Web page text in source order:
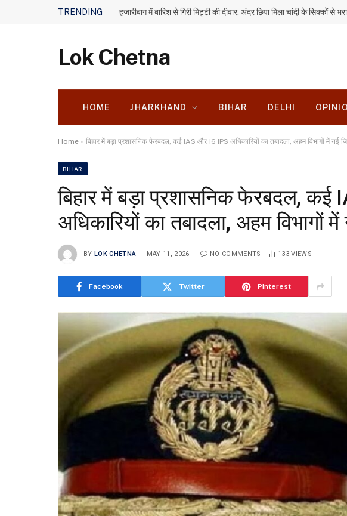
TRENDING
Lok Chetna
HOME JHARKHAND BIHAR DELHI
Home » बिहार में बड़ा प्रशासनिक फेरबदल, कई IAS और 16 IPS अधिकारियों का तबादला, अहम विभागों में नई
BIHAR
बिहार में बड़ा प्रशासनिक फेरबदल,
अधिकारियों का तबादला, अहम विभागों में
BY LOK CHETNA MAY 11, 2026 NO COMMENTS 133VIEWS
Facebook Twitter Pinterest